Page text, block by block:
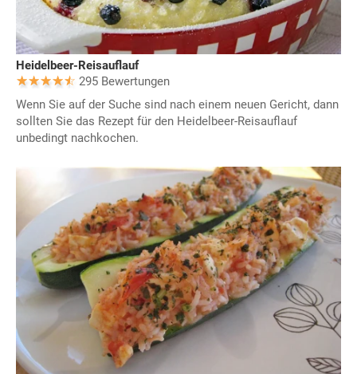
Heidelbeer-Reisauflauf
295 Bewertungen
Wenn Sie auf der Suche sind nach einem neuen Gericht, dann
sollten Sie das Rezept für den Heidelbeer-Reisauflauf
unbedingt nachkochen.